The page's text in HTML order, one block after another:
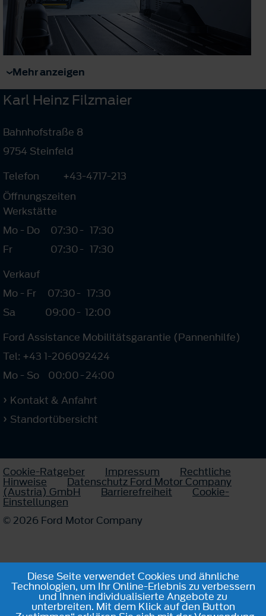
Mehr anzeigen
Karl Heinz Filzmaier
Bahnhofstraße 8
9754 Steinfeld
Telefon
+43-4717-213
Öffnungszeiten
Werkstätte
Mo - Do
07:30- 17:30
Fr
07:30- 17:30
Verkauf
Mo - Fr
07:30- 17:30
Sa
09:00- 12:00
Ford Assistance Mobilitätsgarantie (Pannenhilfe)
Tel: +43 1-206092424
Mo - So
00:00-24:00
Kontakt & Anfahrt
Standortübersicht
Cookie-Ratgeber Impressum Rechtliche
Hinweise Datenschutz Ford Motor Company
(Austria) GmbH Barrierefreiheit Cookie-
Einstellungen
© 2026 Ford Motor Company
Diese Seite verwendet Cookies und ähnliche
Technologien, um Ihr Online-Erlebnis zu verbessern
und Ihnen individualisierte Angebote zu
unterbreiten. Mit dem Klick auf den Button